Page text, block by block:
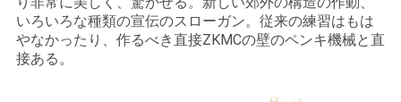
いろいろな種類の宣伝のスローガン。従来の練習はもは
やなかったり、作るべき直接ZKMCの壁のペンキ機械と直
接ある。